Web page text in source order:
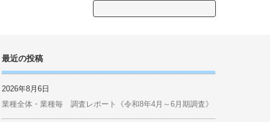
検
最近の投稿
2026年8月6日
業種全体・業種毎 調査レポート《令和8年4月～6月期調査》